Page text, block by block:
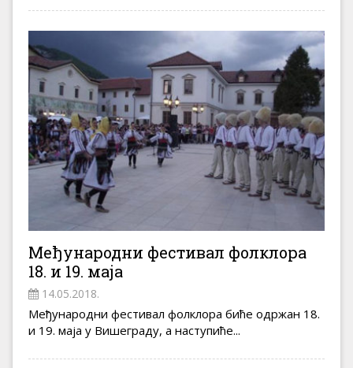
Међународни фестивал фолклора
18. и 19. маја
14.05.2018.
Међународни фестивал фолклора биће одржан 18.
и 19. маја у Вишеграду, а наступиће...